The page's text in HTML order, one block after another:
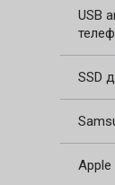
USB
SSD